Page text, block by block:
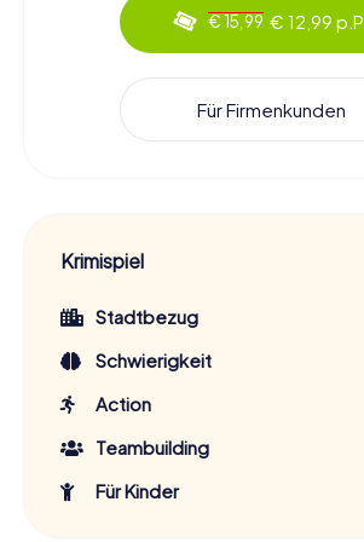
€ 15,99 € 12,99 p.P.
Für Firmenkunden
Krimispiel
Stadtbezug
Schwierigkeit
Action
Teambuilding
Für Kinder